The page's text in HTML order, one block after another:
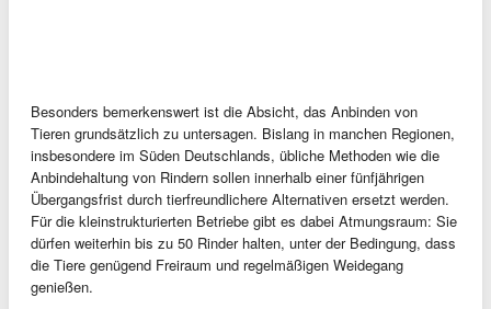
Besonders bemerkenswert ist die Absicht, das Anbinden von
Tieren grundsätzlich zu untersagen. Bislang in manchen Regionen,
insbesondere im Süden Deutschlands, übliche Methoden wie die
Anbindehaltung von Rindern sollen innerhalb einer fünfjährigen
Übergangsfrist durch tierfreundlichere Alternativen ersetzt werden.
Für die kleinstrukturierten Betriebe gibt es dabei Atmungsraum: Sie
dürfen weiterhin bis zu 50 Rinder halten, unter der Bedingung, dass
die Tiere genügend Freiraum und regelmäßigen Weidegang
genießen.